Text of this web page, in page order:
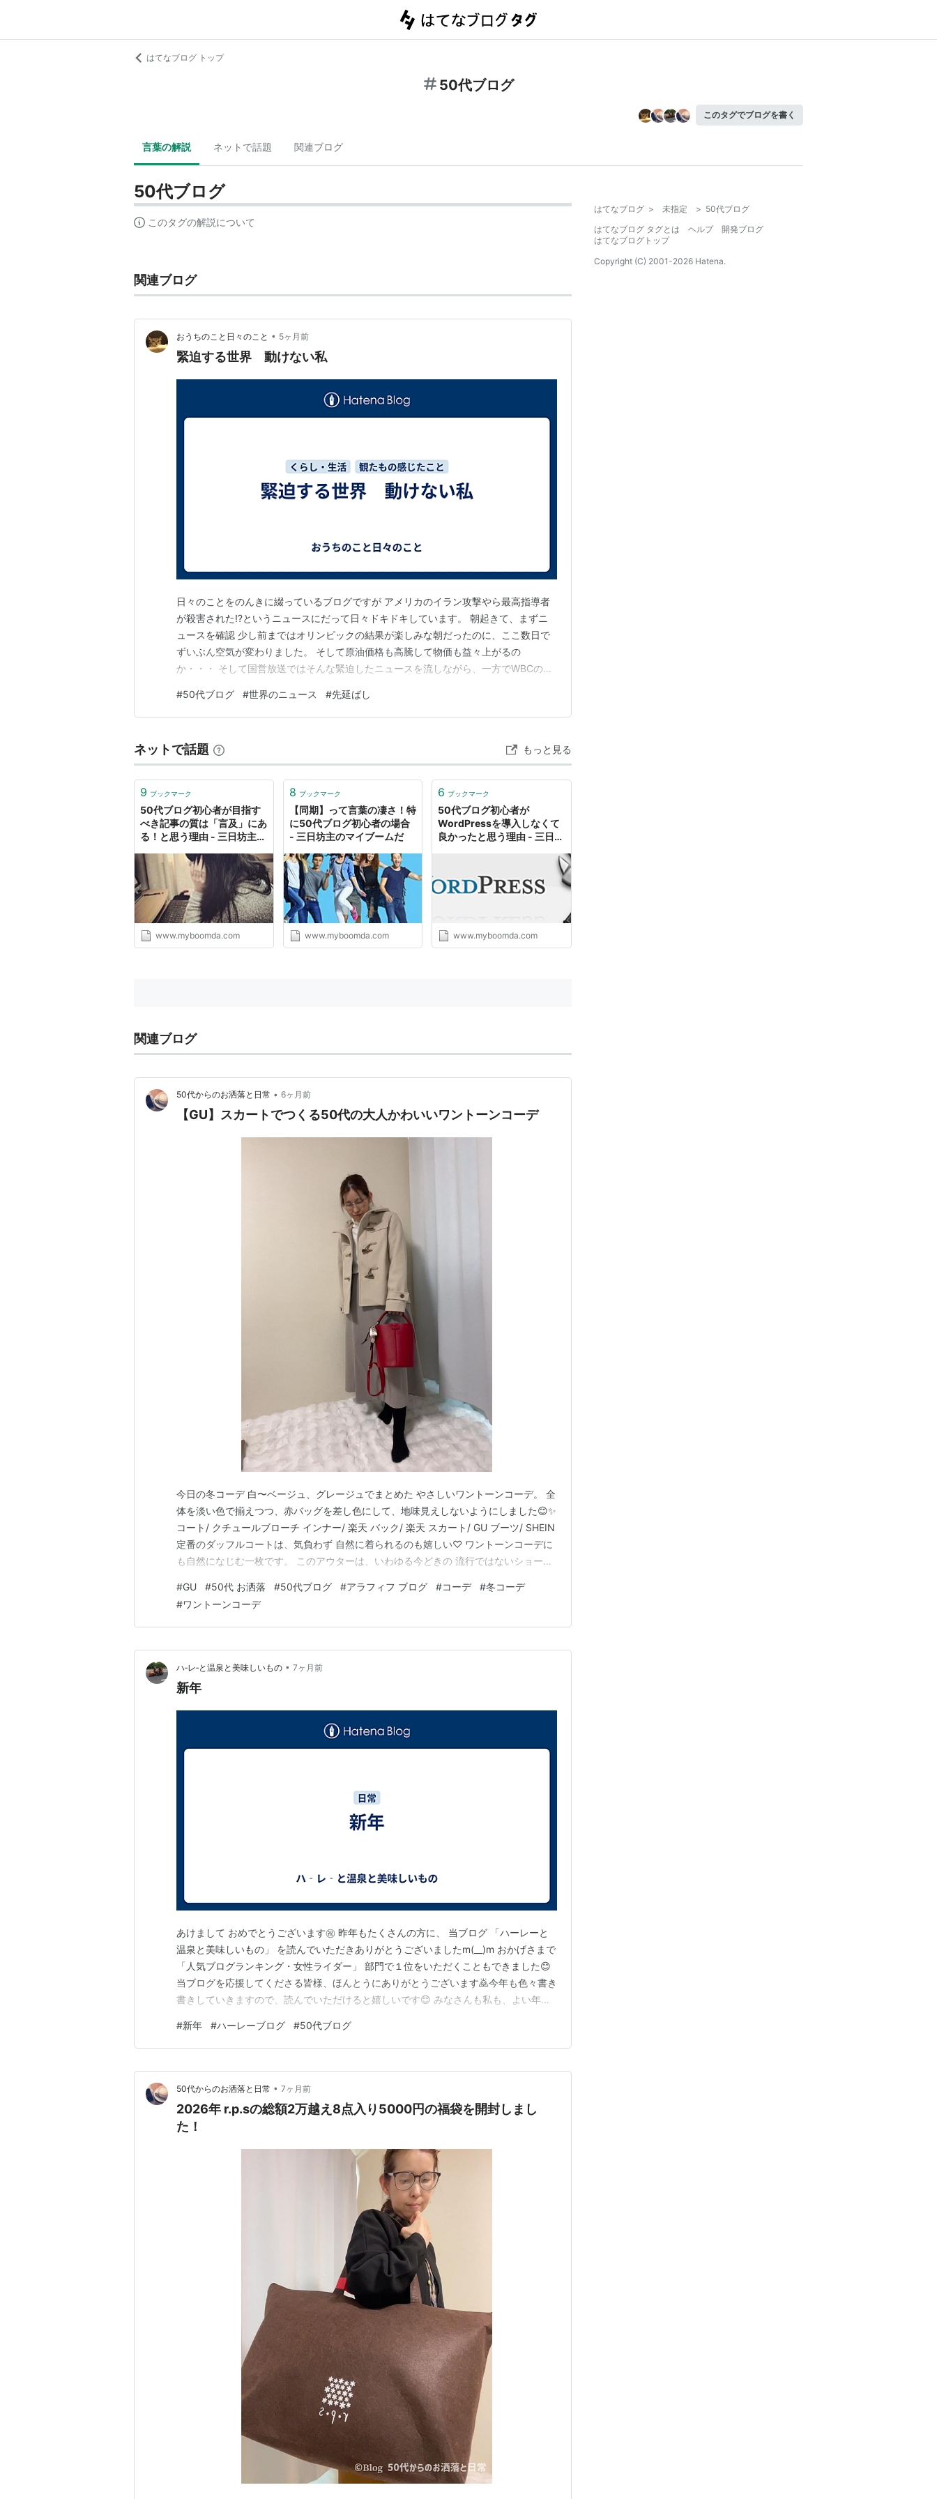
はてなブログ トップ
50代ブログ
このタグでブログを書く
言葉の解説 ネットで話題 関連ブログ
50代ブログ
このタグの解説について
関連ブログ
おうちのこと日々のこと • 5ヶ月前
緊迫する世界 動けない私
日々のことをのんきに綴っているブログですが アメリカのイラン攻撃やら最高指導者
が殺害された⁉というニュースにだって日々ドキドキしています。 朝起きて、まずニ
ュースを確認 少し前まではオリンピックの結果が楽しみな朝だったのに、ここ数日で
ずいぶん空気が変わりました。 そして原油価格も高騰して物価も益々上がるの
か・・・ そして国営放送ではそんな緊迫したニュースを流しながら、一方でWBCの話
は「先延ばしする人のタイプ分析」が始まりました。 あ、日常に戻ったわ。 この分析
が合っているかどうかはさておき 先延ばしを ・危機感が…
#50代ブログ #世界のニュース #先延ばし
ネットで話題 もっと見る
9 ブックマーク
50代ブログ初心者が目指す
べき記事の質は「言及」にあ
る！と思う理由 - 三日坊主の
www.myboomda.com
8 ブックマーク
【同期】って言葉の凄さ！特
に50代ブログ初心者の場合
- 三日坊主のマイブームだ
www.myboomda.com
6 ブックマーク
50代ブログ初心者が
WordPressを導入しなくて
良かったと思う理由 - 三日坊
www.myboomda.com
関連ブログ
50代からのお洒落と日常 • 6ヶ月前
【GU】スカートでつくる50代の大人かわいいワントーンコーデ
今日の冬コーデ 白〜ベージュ、グレージュでまとめた やさしいワントーンコーデ。 全
体を淡い色で揃えつつ、赤バッグを差し色にして、地味見えしないようにしました😊✨
コート/ クチュールブローチ インナー/ 楽天 バック/ 楽天 スカート/ GU ブーツ/ SHEIN
定番のダッフルコートは、気負わず 自然に着られるのも嬉しい♡ ワントーンコーデに
も自然になじむ一枚です。 このアウターは、いわゆる今どきの 流行ではないショート
くりくるかどうか」 を今は大切にしています☺️ ちょっと昔のダッフルコートですが 形
も定番な…
#GU #50代 お洒落 #50代ブログ #アラフィフ ブログ #コーデ #冬コーデ
#ワントーンコーデ
ハ‐レ‐と温泉と美味しいもの • 7ヶ月前
新年
あけまして おめでとうございます㊗️ 昨年もたくさんの方に、 当ブログ 「ハーレーと
温泉と美味しいもの」 を読んでいただきありがとうございましたm(__)m おかげさまで
「人気ブログランキング・女性ライダー」 部門で１位をいただくこともできました😊
当ブログを応援してくださる皆様、ほんとうにありがとうございます🙇今年も色々書き
書きしていきますので、読んでいただけると嬉しいです😊 みなさんも私も、よい年に
#新年 #ハーレーブログ #50代ブログ
50代からのお洒落と日常 • 7ヶ月前
2026年 r.p.sの総額2万越え8点入り5000円の福袋を開封しまし
た！
はてなブログ > 未指定 > 50代ブログ
はてなブログ タグとは
ヘルプ
開発ブログ
はてなブログトップ
Copyright (C) 2001-2026 Hatena.